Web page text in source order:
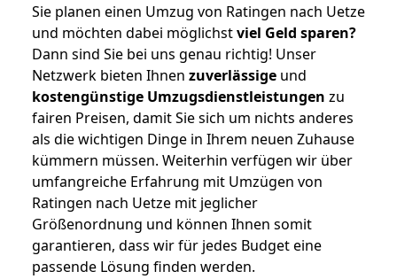
Sie planen einen Umzug von Ratingen nach Uetze
und möchten dabei möglichstviel Geld sparen?
Dann sind Sie bei uns genau richtig! Unser
Netzwerk bieten Ihnen zuverlässige und
kostengünstige Umzugsdienstleistungen zu
fairen Preisen, damit Sie sich um nichts anderes
als die wichtigen Dinge in Ihrem neuen Zuhause
kümmern müssen. Weiterhin verfügen wir über
umfangreiche Erfahrung mit Umzügen von
Ratingen nach Uetze mit jeglicher
Größenordnung und können Ihnen somit
garantieren, dass wir für jedes Budget eine
passende Lösung finden werden.